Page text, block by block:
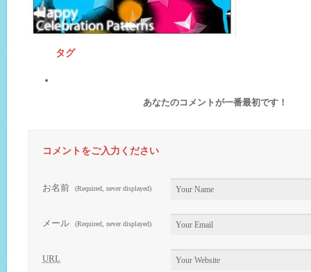
タグ
あなたのコメントが一番最初です！
コメントをご入力ください
お名前 (Required, never displayed)
メール (Required, never displayed)
URL